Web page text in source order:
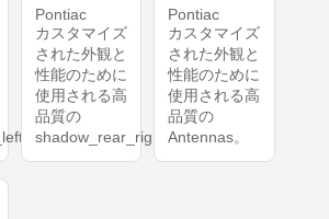
。
Pontiac
カスタマイズ
された外観と
性能のために
使用される高
品質の
shadow_rear_right。
Pontiac
カスタマイズ
された外観と
性能のために
使用される高
品質の
Antennas。